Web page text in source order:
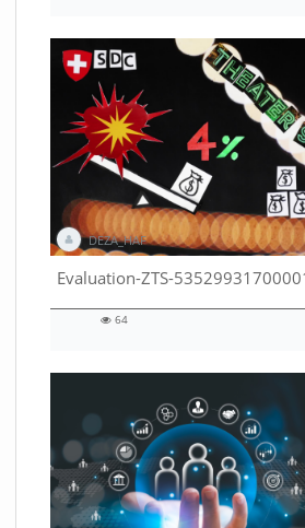
DEZA_HAF
05:33 duration
64